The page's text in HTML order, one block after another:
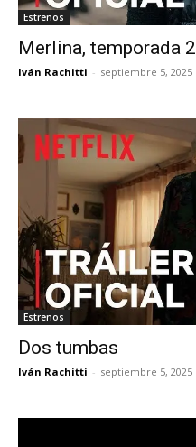
Estrenos
Merlina, temporada 2
Iván Rachitti - septiembre 5, 2025
Estrenos
Dos tumbas
Iván Rachitti - septiembre 5, 2025